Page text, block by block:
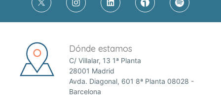
Dónde estamos
C/ Villalar, 13 1ª Planta
28001 Madrid
Avda. Diagonal, 601 8ª Planta 08028 -
Barcelona